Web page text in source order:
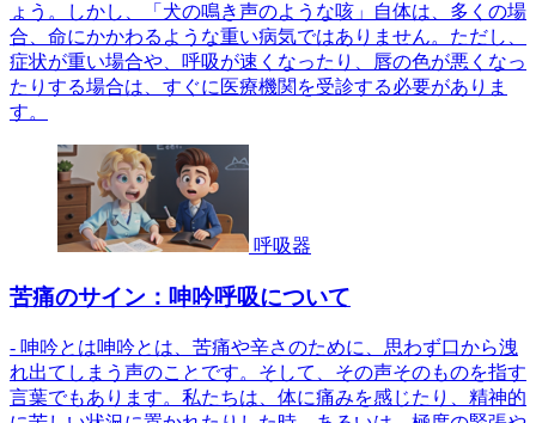
ょう。しかし、「犬の鳴き声のような咳」自体は、多くの場
合、命にかかわるような重い病気ではありません。ただし、
症状が重い場合や、呼吸が速くなったり、唇の色が悪くなっ
たりする場合は、すぐに医療機関を受診する必要がありま
す。
呼吸器
苦痛のサイン：呻吟呼吸について
- 呻吟とは呻吟とは、苦痛や辛さのために、思わず口から洩
れ出てしまう声のことです。そして、その声そのものを指す
言葉でもあります。私たちは、体に痛みを感じたり、精神的